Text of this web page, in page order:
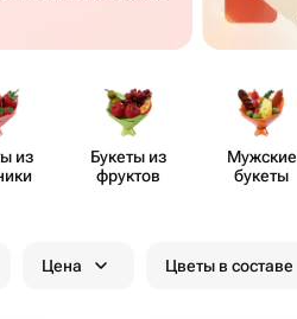
из
Букеты из
фруктов
Мужские
букеты
Цена Цветы в составе